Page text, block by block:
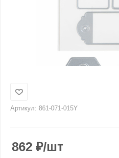
Артикул: 861-071-015Y
862 ₽/шт